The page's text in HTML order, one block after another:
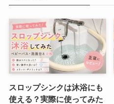
スロップシンクは沐浴にも
使える？実際に使ってみた